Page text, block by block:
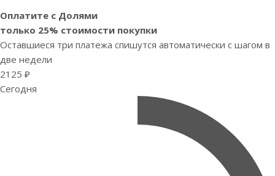
Оплатите с Долями
только 25% стоимости покупки
Оставшиеся три платежа спишутся автоматически с шагом в
две недели
2125 ₽
Сегодня